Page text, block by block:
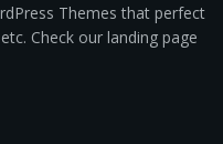
Themes that perfect
Check our landing page